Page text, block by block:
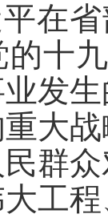
省
十
发
大
群
工